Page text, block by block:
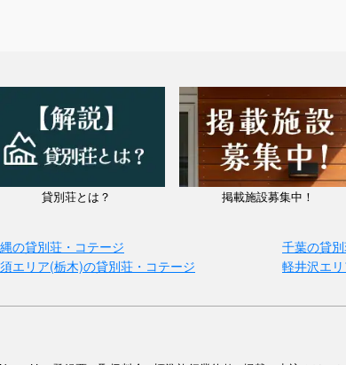
貸別荘とは？ 掲載施設募集中！
の貸別荘・コテージ
千葉の貸
エリア(栃木)の貸別荘・コテージ
軽井沢エ